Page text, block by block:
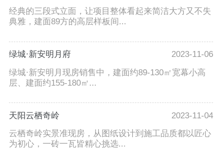
经典的三段式立面，让项目整体看起来简洁大方又不失
典雅，建面89方的高层样板间...
绿城·新安明月府
2023-11-06
绿城·新安明月现房销售中，建面约89-130㎡宽幕小高
层、建面约155-180㎡...
天阳云栖奇岭
2023-11-04
云栖奇岭实景准现房，从图纸设计到施工品质都以匠心
为初心，一砖一瓦皆精心挑选...